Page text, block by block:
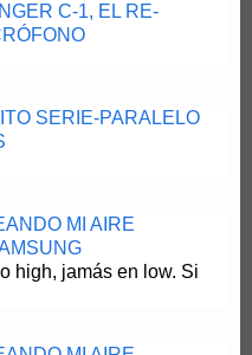
C-1, EL RE-
SERIE-PARALELO
MI AIRE
high, jamás en low. Si